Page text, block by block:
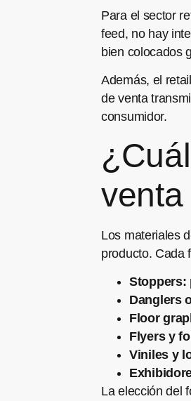
Para el sector
feed, no hay
bien colocados
Además, el
de venta
consumidor.
Los materiales
producto. Cada
Stoppers:
Danglers
Floor
Flyers y
Viniles y
La elección del